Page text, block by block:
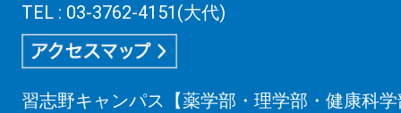
TEL : 03-3762-4151(大代)
習志野キャンパス【薬学部・理学部・健康科